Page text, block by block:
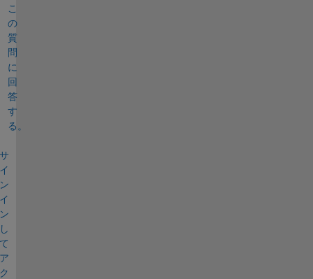
こ
の
質
問
に
回
答
す
る。